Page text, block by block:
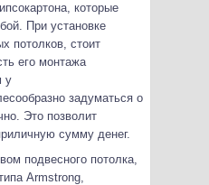
которые
При установке
потолков, стоит
его монтажа
у
задуматься о
Это позволит
сумму денег.
подвесного потолка,
Armstrong,